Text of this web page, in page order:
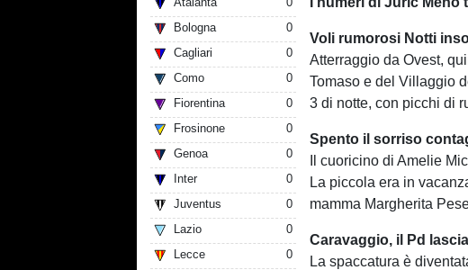
Bologna
0
Cagliari
0
Como
0
Fiorentina
0
Frosinone
0
Genoa
0
Inter
0
Juventus
0
Lazio
0
Lecce
0
Voli rumorosi Notti
Atterraggio da Ovest,
Tomaso e del Villaggio
3 di notte, con picchi di
Spento il sorriso
Il cuoricino di Amelie
La piccola era in
mamma Margherita
Caravaggio, il Pd
La spaccatura è